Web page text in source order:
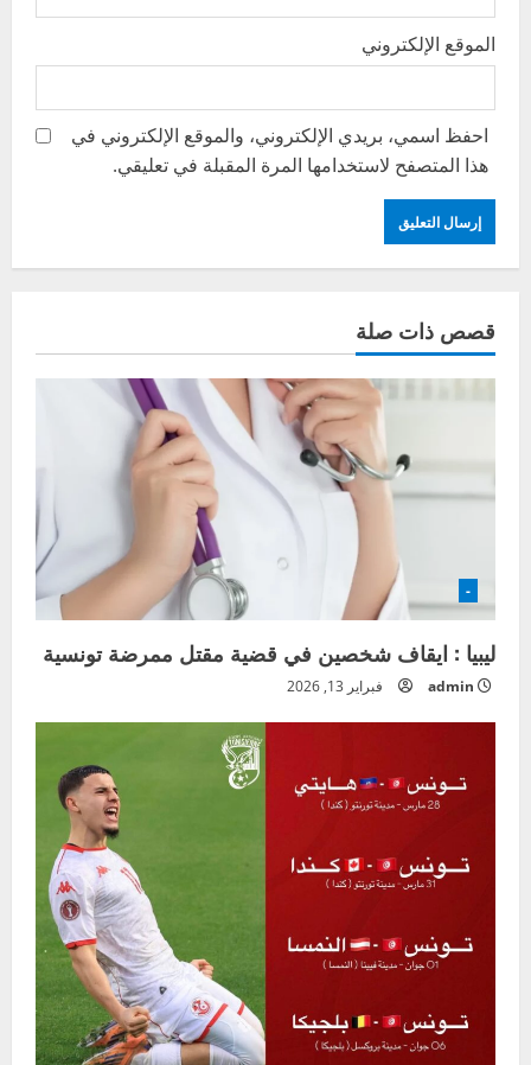
الموقع الإلكتروني
احفظ اسمي، بريدي الإلكتروني، والموقع الإلكتروني في
هذا المتصفح لاستخدامها المرة المقبلة في تعليقي.
قصص ذات صلة
-
ليبيا : ايقاف شخصين في قضية مقتل ممرضة تونسية
admin فبراير 13, 2026